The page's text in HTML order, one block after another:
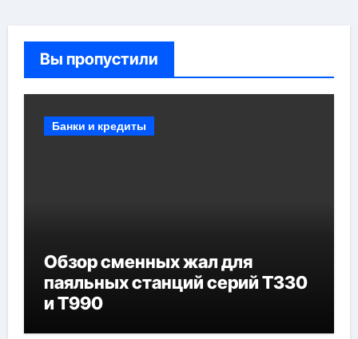
Вы пропустили
Банки и кредиты
Обзор сменных жал для
паяльных станций серий T330
и T990